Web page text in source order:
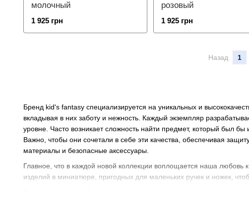
Бренд kid's fantasy специализируется на уникальных и
вкладывая в них заботу и нежность. Каждый экземпляр
уровне. Часто возникает сложность найти предмет, который был
Важно, чтобы они сочетали в себе эти качества, обеспечивая
материалы и безопасные аксессуары.
Главное, что в каждой новой коллекции воплощается наша любовь
изделий в миниатюре, пригодных для маленьких ручек и ножек,
молочный
1 925 грн
розовый
1 925 грн
Назад 1